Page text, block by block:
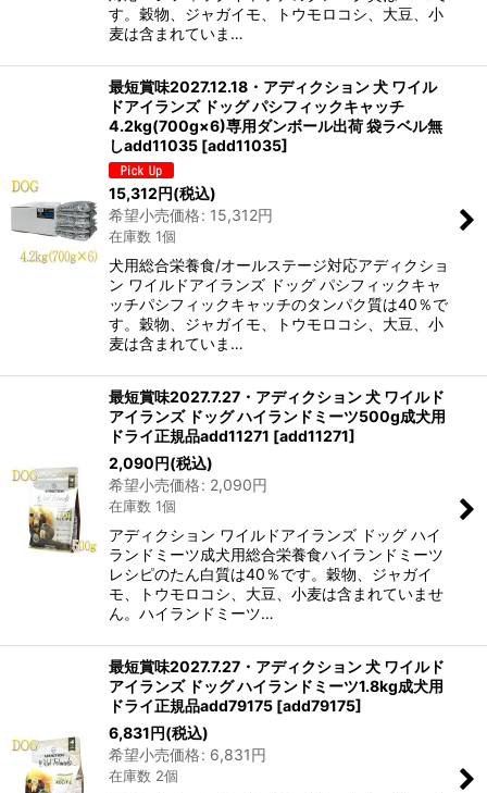
す。穀物、ジャガイモ、トウモロコシ、大豆、小
麦は含まれていま…
最短賞味2027.12.18・アディクション 犬 ワイル
ドアイランズ ドッグ パシフィックキャッチ
4.2kg(700g×6)専用ダンボール出荷 袋ラベル無
しadd11035 [add11035]
15,312円(税込)
希望小売価格: 15,312円
在庫数 1個
犬用総合栄養食/オールステージ対応アディクショ
ン ワイルドアイランズ ドッグ パシフィックキャ
ッチパシフィックキャッチのタンパク質は40％で
す。穀物、ジャガイモ、トウモロコシ、大豆、小
麦は含まれていま…
最短賞味2027.7.27・アディクション 犬 ワイルド
アイランズ ドッグ ハイランドミーツ500g成犬用
ドライ正規品add11271 [add11271]
2,090円(税込)
希望小売価格: 2,090円
在庫数 1個
アディクション ワイルドアイランズ ドッグ ハイ
ランドミーツ成犬用総合栄養食ハイランドミーツ
レシピのたん白質は40％です。穀物、ジャガイ
モ、トウモロコシ、大豆、小麦は含まれていませ
ん。ハイランドミーツ…
最短賞味2027.7.27・アディクション 犬 ワイルド
アイランズ ドッグ ハイランドミーツ1.8kg成犬用
ドライ正規品add79175 [add79175]
6,831円(税込)
希望小売価格: 6,831円
在庫数 2個